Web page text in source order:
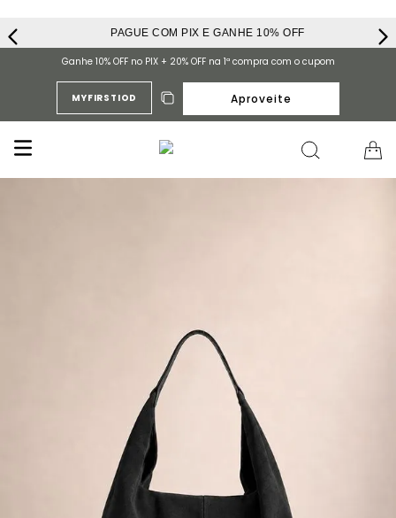
PAGUE COM PIX E GANHE 10% OFF
Ganhe 10% OFF no PIX + 20% OFF na 1ª compra com o cupom
MYFIRSTIOD Aproveite